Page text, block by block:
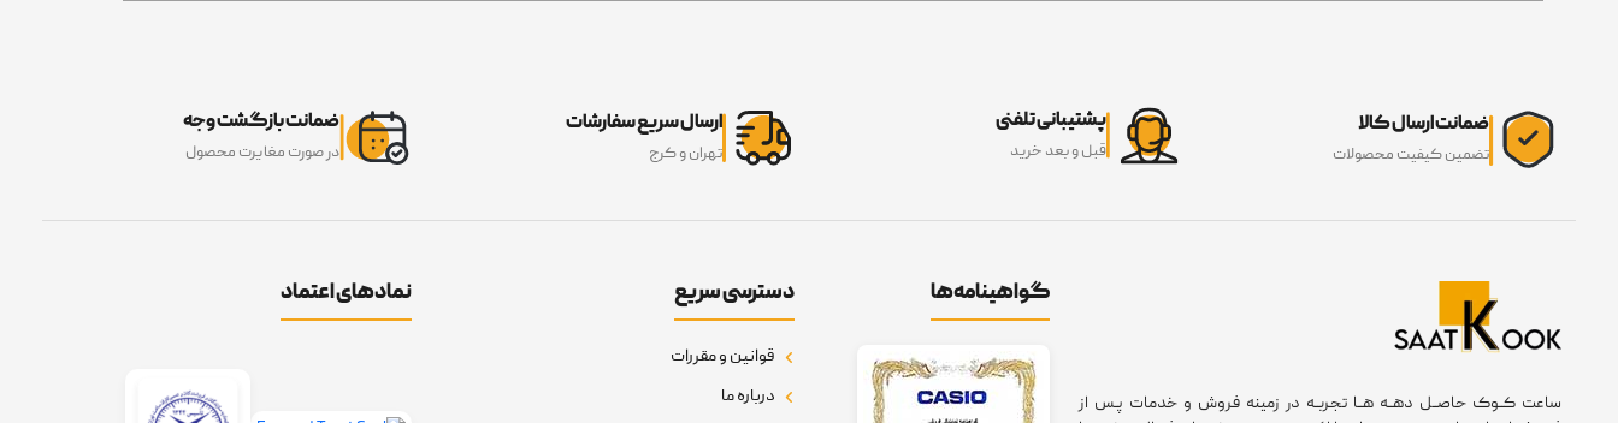
ضمانت ارسال کالا
تضمین کیفیت محصولات
پشتیبانی تلفنی
قبل و بعد خرید
ارسال سریع سفارشات
تهران و کرج
ضمانت بازگشت وجه
در صورت مغایرت محصول
ساعت کــوک حاصــل دهــه هــا تجربــه در زمینه فروش و خدمات پـس از
گواهینامه‌ها دسترسی سریع
قوانین و مقررات
درباره ما
نمادهای اعتماد